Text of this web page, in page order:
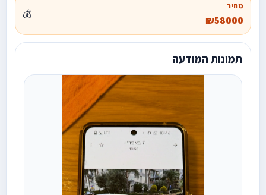
מחיר
₪58000
💰
תמונות המודעה